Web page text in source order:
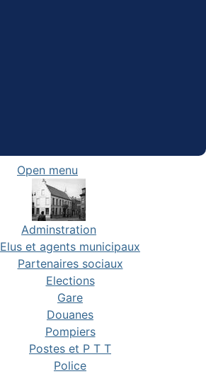
Open menu
Adminstration
Elus et agents municipaux
Partenaires sociaux
Elections
Gare
Douanes
Pompiers
Postes et P T T
Police